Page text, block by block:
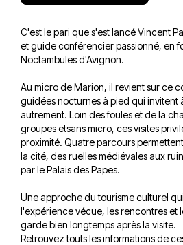
C'est le pari que s'est lancé Vincent
et guide conférencier passionné, en
Noctambules d'Avignon.
Au micro de Marion, il revient sur ce
guidées nocturnes à pied qui invitent
autrement. Loin des foules et de la
groupes etsans micro, ces visites
proximité. Quatre parcours
la cité, des ruelles médiévales aux
par le Palais des Papes.
Une approche du tourisme culturel
l'expérience vécue, les rencontres et
garde bien longtemps après la visite.
Retrouvez touts les informations de